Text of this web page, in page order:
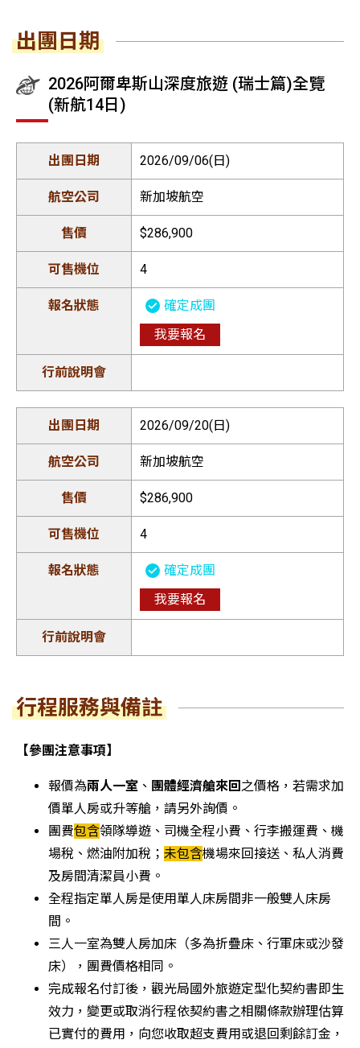
早餐：飯店自助早餐
午餐：貝林佐納西式料理
晚餐：飯店主廚料理
行車距離：盧加諾→貝林佐納約34公里 | 貝
林佐納→庫爾約116公里．行程時間：冰河
列車約3小時
行程時間：葛納格瑞百年登山齒軌列車約33
早餐：飯店自助早餐
Alpina Eclectic Hotel & Spa / Lykke Hotel &
行車距離：特施→貝騰約53公里 | 貝騰→馬
蒂尼約96公里 | 沙特拉爾邊境→霞慕尼 約19
公里．行程時間：策馬特→特施接駁火車約
12分鐘 | 貝特曼峰纜車約17分鐘 | 白朗峰特
快車 約42分鐘
早餐：飯店自助早餐
午餐：主廚推薦料理
晚餐：蒙投沃州特色料理+葡萄酒
Hotel Eden Palace Au Lac / Hotel Eurotel /
Grand Hotel Suisse Majestic或同級
行車距離：霞慕尼→日內瓦約84公里 | 日內
瓦→蒙投約93公里．行程時間：南針峰纜車
約12分鐘
午餐：冰河3000景觀餐廳
晚餐：中式料理
Hotel Eden Palace Au Lac / Grand Hotel
Suisse Majestic / Hotel Eurotel 或同級
行車距離：西庸古堡→冰河3000約38公里 |
爾城堡→蒙投約43公里
特地理環境，創造出令人讚嘆＂此地只應天上有＂的人間
這風光旖旎的城鎮。
※ 黃金列車若升等一等艙無須加價
※ 如遇黃金列車客滿或停駛，則改搭此路線其他景觀列
車，敬請知悉
※ 少女峰區域∶溫根、格林德瓦、茵特拉根、圖恩湖畔、
施皮茨湖畔
早餐：飯店自助早餐
午餐：伯恩特色西餐
晚餐：地方主廚料理
Hotel Silberhorn / Hotel Regina Wengen /
Beausite Park Hotel & Spa或同級
特拉根約57公里 | 茵特拉根→溫根約12公
馬車約30分鐘
不免帶有些許不安與緊張，但是步道設計牢固紮實走起來
※ 少女峰區域∶溫根、格林德瓦、茵特拉根、圖恩湖畔、
午餐：少女峰景觀餐廳
晚餐：飯店主廚料理
Hotel Silberhorn / Hotel Regina Wengen /
Beausite Park Hotel & Spa或同級
行程時間：少女峰百年登山齒軌列車(艾格冰
河站→少女峰)約26分鐘 | 艾格快線纜車約20
分鐘 | 菲斯特纜車約25分鐘
下山後搭車回到蜜月之都－盧森。盧森就像被鑲嵌在畫裡
的寶石般，浪漫的氣氛散落在城市的空氣中。有著保留中
世紀風格的卡貝爾木橋，是歐洲最古老的有頂木橋之一，
橫越在波光粼粼的羅伊斯河上，吸引全世界無數遊客。獅
子紀念碑是瑞士最著名的紀念碑，象徵瑞士軍人的勇敢忠
貞，馬克吐溫曾說它是「全世界最悲傷的獅子」，紀念那
些十八世紀末在法國杜勒麗宮壯烈犧牲的瑞士傭兵。今晚
入住盧森。
※ 如遇皮拉圖斯登山列車停駛，則改搭纜車上下皮拉圖斯
峰，敬請理解
※ 盧森為通向瑞士中心地帶的重要城市，若遇市區飯店客
滿，則改住盧森湖畔，敬請見諒
早餐：飯店自助早餐
Radisson Blu Hotel / AMERON Luzern Hotel
Flora / Hotel Continental Park 或同級
間：盧森湖遊船約1時11分 | 皮拉圖斯世界最
陡齒軌列車約27分鐘 | 飛龍纜車 約4分鐘 | 全
景纜車約30分鐘
雪原上，務必要嘗試歐洲最高的天空步道，海拔3,041公尺
渡，懸空吊椅載著您飛越純淨原始的雪原和冰層，彷彿漫
步在雲端讓您心跳加速（此行程為贈送，若沒參加恕不退
餐廳用餐。
千年前到1萬7千年前形成；寬度約150公尺，高度約23公
尺，近距離體驗瀑布奔騰傾瀉而下的磅薄氣勢，晴朗之際
偶可遙望彩虹，而豐沛的水量則在初春融雪時期達到高
峰。晚餐後，返回蘇黎士。
※鐵力士山的冰川飛渡為贈送活動，若遇設施未營運或自
早餐：飯店自助早餐
午餐：鐵力士山景觀餐廳
Mövenpick Zurich Airport 或同級
行車距離：盧森→英格堡約35公里 | 英格堡
→萊茵瀑布約135公里 | 萊茵瀑布→蘇黎 世
機場約40公里．行程時間：鐵力士山快線纜
車約15分鐘 | 旋轉纜車約4分鐘 | 萊茵瀑布遊
船約30分鐘
早餐：飯店自助早餐
午餐：機上簡餐
晚餐：機上簡餐
飛行時間：蘇黎士→新加坡約12小時
的回憶，互道再見。
瑞治旅行社非常榮幸能夠為您服務，希望再次帶給您與眾
不同的瑞士深度之旅。
早餐：機上簡餐
飛行時間：新加坡→台北約4小時
出團日期
2026阿爾卑斯山深度旅遊 (瑞士篇)全覽
(新航14日)
2026/09/06(日)
新加坡航空
$286,900
4
確定成團
我要報名
2026/09/20(日)
新加坡航空
$286,900
4
確定成團
我要報名
行程服務與備註
【參團注意事項】
報價為兩人一室 、 團體經濟艙來回 之價格，若需求加
價單人房或升等艙，請另外詢價。
團費包含領隊導遊、司機全程小費、行李搬運費、機
場稅、燃油附加稅； 未包含機場來回接送、私人消費
及房間清潔員小費。
全程指定單人房是使用單人床房間非一般雙人床房
間。
三人一室為雙人房加床（多為折疊床、行軍床或沙發
床），團費價格相同。
完成報名付訂後，觀光局國外旅遊定型化契約書即生
效力，變更或取消行程依契約書之相關條款辦理估算
已實付的費用，向您收取超支費用或退回剩餘訂金，